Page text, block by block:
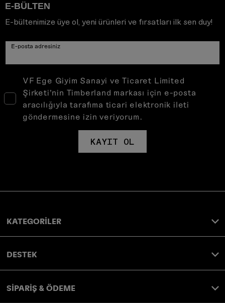
E-BÜLTEN
E-bültenimize üye ol, yeni ürünleri ve fırsatları ilk sen duy!
E-posta adresiniz
VF Ege Giyim Sanayi ve Ticaret Limited
Şirketi’nin Timberland markası için e-posta
aracılığıyla tarafıma ticari elektronik ileti
göndermesine izin veriyorum.
KAYIT OL
KATEGORİLER
DESTEK
SİPARİŞ & ÖDEME